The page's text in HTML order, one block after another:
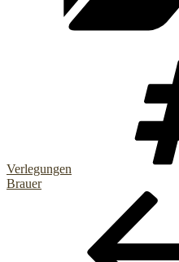
Verlegungen
Brauer
Beitragsnavigation